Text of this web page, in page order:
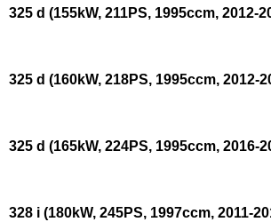
325 d (155kW, 211PS, 1995ccm, 2012-
325 d (160kW, 218PS, 1995ccm, 2012-
325 d (165kW, 224PS, 1995ccm, 2016-
328 i (180kW, 245PS, 1997ccm, 2011-